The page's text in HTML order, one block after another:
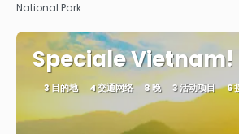
National Park
Speciale Vietnam!
3 目的地 4 交通网络 8 晚 3 活动项目 6